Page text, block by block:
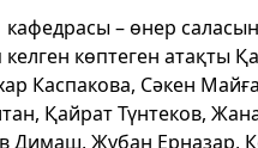
– өнер
көптеген атақты
Каспакова, Сәкен
Қайрат Түнтеков,
Димаш, Жұбан Ерназар,